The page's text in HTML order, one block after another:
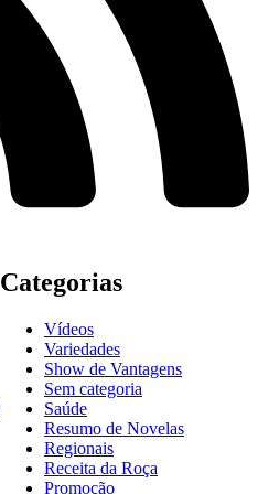
Categorias
Vídeos
Variedades
Show de Vantagens
Sem categoria
Saúde
Resumo de Novelas
Regionais
Receita da Roça
Promoção